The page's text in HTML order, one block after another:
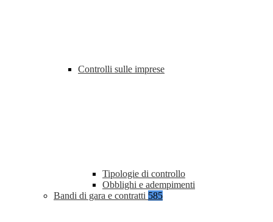
Controlli sulle imprese
Tipologie di controllo
Obblighi e adempimenti
Bandi di gara e contratti 585